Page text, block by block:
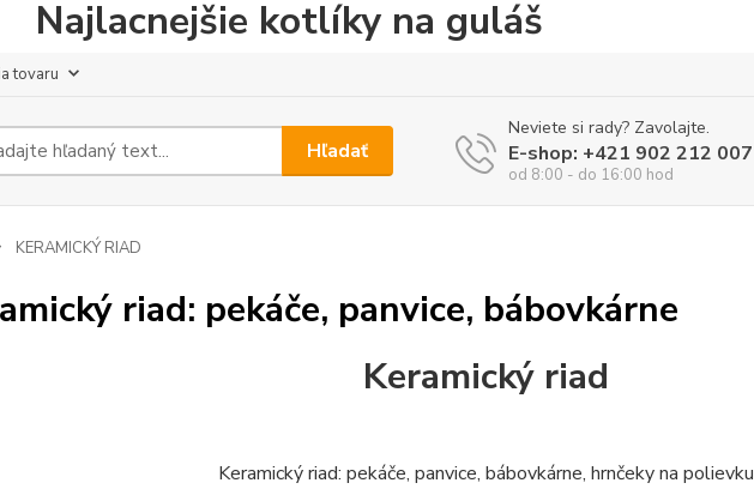
Najlacnejšie kotlíky na guláš
tovaru
Hľadať
Neviete si rady? Zavolajte.
E-shop: +421 902 212 007
od 8:00 - do 16:00 hod
KERAMICKÝ RIAD
riad: pekáče, panvice, bábovkárne
Keramický riad
Keramický riad: pekáče, panvice, bábovkárne, hrnčeky na polievku